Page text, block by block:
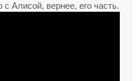
с Алисой, вернее, его часть.